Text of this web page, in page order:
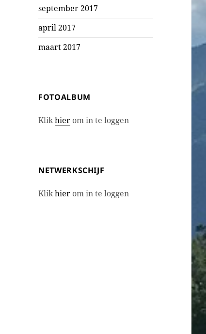
september 2017
april 2017
maart 2017
FOTOALBUM
Klikhier om in te loggen
NETWERKSCHIJF
Klikhier om in te loggen